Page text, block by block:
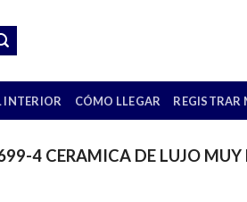
INTERIOR CÓMO LLEGAR REGISTRAR
4 CERAMICA DE LUJO MUY